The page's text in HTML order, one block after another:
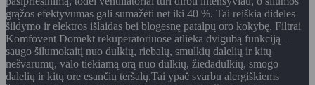
grąžos efektyvumas gali sumažėti net iki 40 %. Tai reiškia dideles
šildymo ir elektros išlaidas bei blogesnę patalpų oro kokybę. Filtrai
Komfovent Domekt rekuperatoriuose atlieka dvigubą funkciją –
saugo šilumokaitį nuo dulkių, riebalų, smulkių dalelių ir kitų
nešvarumų, valo tiekiamą orą nuo dulkių, žiedadulkių, smogo
dalelių ir kitų ore esančių teršalų.Tai ypač svarbu alergiškiems